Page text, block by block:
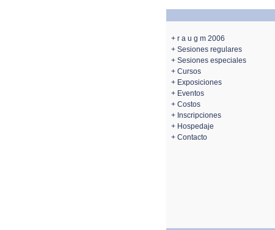
+ r a u g m 2006
+ Sesiones regulares
+ Sesiones especiales
+ Cursos
+ Exposiciones
+ Eventos
+ Costos
+ Inscripciones
+ Hospedaje
+ Contacto